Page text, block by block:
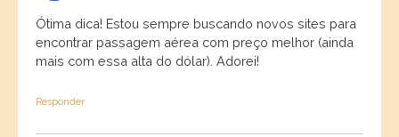
Ótima dica! Estou sempre buscando novos sites para
encontrar passagem aérea com preço melhor (ainda
mais com essa alta do dólar). Adorei!
Responder